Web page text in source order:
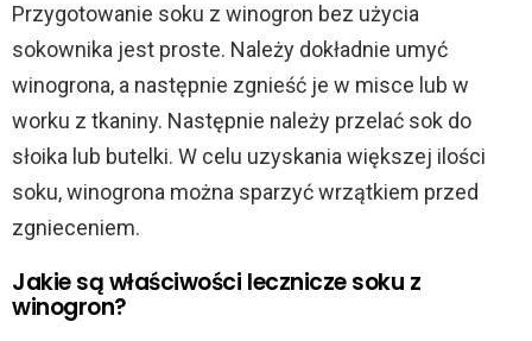
Przygotowanie soku z winogron bez użycia
sokownika jest proste. Należy dokładnie umyć
winogrona, a następnie zgnieść je w misce lub w
worku z tkaniny. Następnie należy przelać sok do
słoika lub butelki. W celu uzyskania większej ilości
soku, winogrona można sparzyć wrzątkiem przed
zgnieceniem.
Jakie są właściwości lecznicze soku z
winogron?